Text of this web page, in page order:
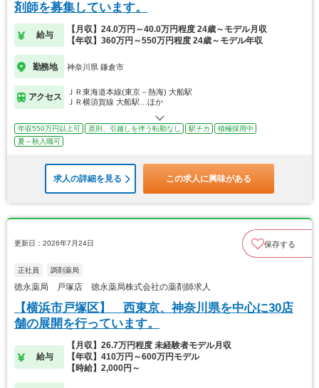
剤師を募集しています。
給与
【月収】24.0万円～40.0万円程度 24歳～モデル月収
【年収】360万円～550万円程度 24歳～モデル年収
勤務地 神奈川県 鎌倉市
アクセス
ＪＲ東海道本線(東京－熱海) 大船駅
ＪＲ横須賀線 大船駅…ほか
年収550万円以上可 原則、引越しを伴う転勤なし 駅チカ
積極採用中
夏～秋入職可
求人の詳細を見る この求人に興味がある
更新日：2026年7月24日 保存する
正社員 調剤薬局
徳永薬局 戸塚店 徳永薬局株式会社の薬剤師求人
【横浜市戸塚区】 西東京、神奈川県を中心に30店
舗の展開を行っています。
給与
【月収】26.7万円程度 未経験者モデル月収
【年収】410万円～600万円モデル
【時給】2,000円～